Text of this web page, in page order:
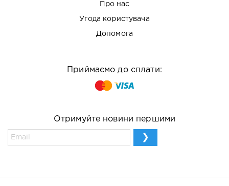
Про нас
Угода користувача
Допомога
Приймаємо до сплати:
Отримуйте новини першими